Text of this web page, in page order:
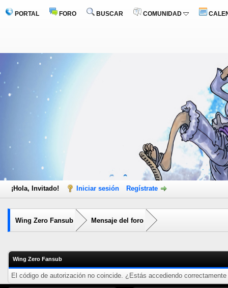
PORTAL FORO BUSCAR COMUNIDAD
¡Hola, Invitado! Iniciar sesión Regístrate
Wing Zero Fansub Mensaje del foro
Wing Zero Fansub
El código de autorización no coincide. ¿Estás accediendo